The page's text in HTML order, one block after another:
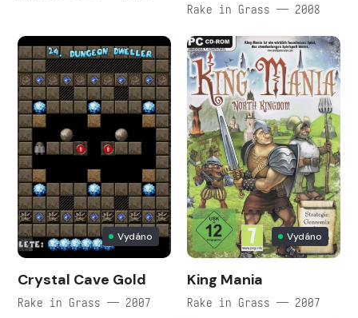
Rake in Grass — 2008
Vydáno
Crystal Cave Gold
Rake in Grass — 2007
Vydáno
King Mania
Rake in Grass — 2007